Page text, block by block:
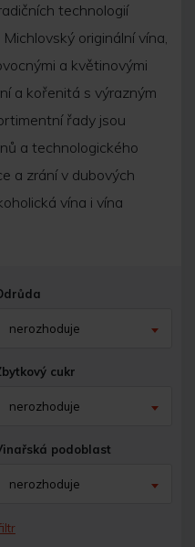
technologií
originální vína,
a květinovými
a kořenitá s výrazným
řady jsou
a technologického
a zrání v dubových
vína i vína
nerozhoduje
cukr
nerozhoduje
podoblast
nerozhoduje